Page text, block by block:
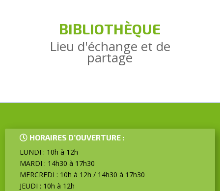
BIBLIOTHÈQUE
Lieu d'échange et de
partage
HORAIRES D’OUVERTURE :
LUNDI : 10h à 12h
MARDI : 14h30 à 17h30
MERCREDI : 10h à 12h / 14h30 à 17h30
JEUDI : 10h à 12h